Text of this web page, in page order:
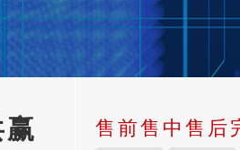
售前售中售后